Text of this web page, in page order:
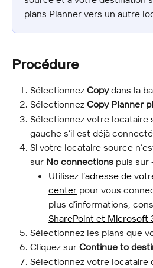
plans Planner vers un autre
Procédure
Sélectionnez Copy dans la
Sélectionnez Copy Planner
Sélectionnez votre locataire
gauche s’il est déjà
Si votre locataire source
sur No connections puis sur
Utilisez l’adresse de
center pour vous
plus d’informations,
SharePoint et Microsoft
Sélectionnez les plans que
Cliquez sur Continue to
Sélectionnez votre locataire